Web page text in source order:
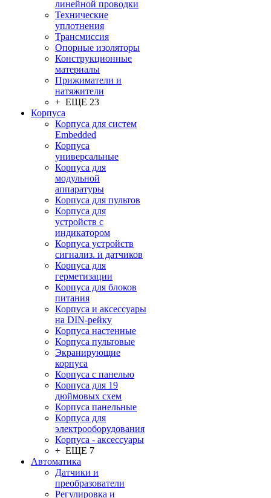
линейной проводки
Технические
уплотнения
Трансмиссия
Опорные изоляторы
Конструкционные
материалы
Прижиматели и
натяжители
+ ЕЩЕ 23
Корпуса
Корпуса для систем
Embedded
Корпуса
универсальные
Корпуса для
модульной
аппаратуры
Корпуса для пультов
Корпуса для
устройств с
индикатором
Корпуса устройств
сигнализ. и датчиков
Корпуса для
герметизации
Корпуса для блоков
питания
Корпуса и аксессуары
на DIN-рейку
Корпуса настенные
Корпуса пультовые
Экранирующие
корпуса
Корпуса с панелью
Корпуса для 19
дюймовых схем
Корпуса панельные
Корпуса для
электрооборудования
Корпуса - аксессуары
+ ЕЩЕ 7
Автоматика
Датчики и
преобразователи
Регулировка и